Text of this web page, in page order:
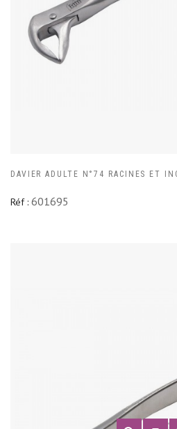
DAVIER ADULTE N°74 RACINES ET
Réf : 601695